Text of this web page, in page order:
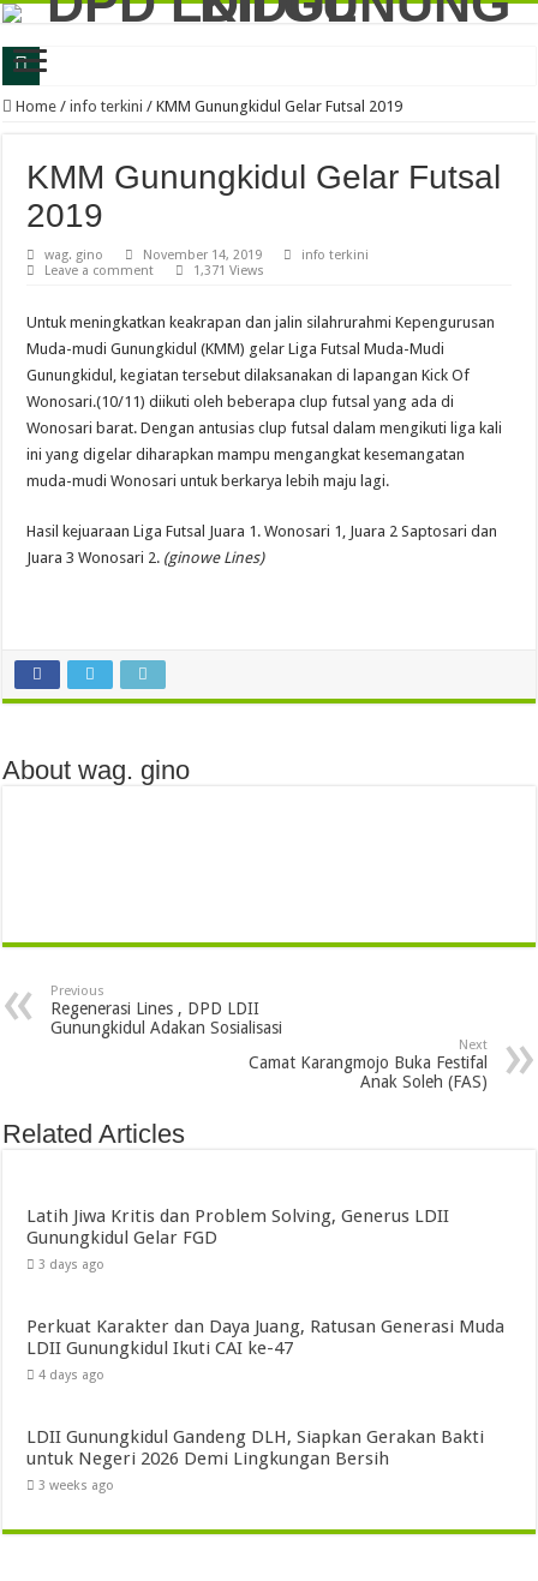
Latih Jiwa Kritis dan Problem Solving, Generus LDII Gunungkidul Gelar FGD
LDII Gunungkidul dan Kejari Perkuat Sinergi, Kesadaran Hukum Jadi Bekal
LDII Gunungkidul Gandeng DLH, Siapkan Gerakan Bakti untuk Negeri 2026
LDII Gunungkidul Ambil Bagian dalam Gerakan Jumat Bersih, Dorong
LDII Gunungkidul dan BSI Jalin Kerjasama, Perkuat Ekosistem Ekonomi
Generus Gunungkidul Ukir Prestasi Nasional, Alfan Fadillah Buktikan Kuliah
FGD LDII Gunungkidul Kupas Psikologi Anak dan Remaja, Perkuat Strategi
LDII Gunungkidul Ikuti Aksi Bersih-Bersih Sampah Memperingati Hari
Home / info terkini / KMM Gunungkidul Gelar Futsal 2019
KMM Gunungkidul Gelar Futsal
2019
wag. gino November 14, 2019
info terkini
Leave a comment
1,371 Views
Untuk meningkatkan keakrapan dan jalin silahrurahmi Kepengurusan
Muda-mudi Gunungkidul (KMM) gelar Liga Futsal Muda-Mudi
Gunungkidul, kegiatan tersebut dilaksanakan di lapangan Kick Of
Wonosari.(10/11) diikuti oleh beberapa clup futsal yang ada di
Wonosari barat. Dengan antusias clup futsal dalam mengikuti liga kali
ini yang digelar diharapkan mampu mengangkat kesemangatan
muda-mudi Wonosari untuk berkarya lebih maju lagi.
Hasil kejuaraan Liga Futsal Juara 1. Wonosari 1, Juara 2 Saptosari dan
Juara 3 Wonosari 2. (ginowe Lines)
About wag. gino
Previous
Regenerasi Lines , DPD LDII
Gunungkidul Adakan Sosialisasi
Next
Camat Karangmojo Buka Festifal
Anak Soleh (FAS)
Related Articles
Latih Jiwa Kritis dan Problem Solving, Generus LDII
Gunungkidul Gelar FGD
3 days ago
Perkuat Karakter dan Daya Juang, Ratusan Generasi Muda
LDII Gunungkidul Ikuti CAI ke-47
4 days ago
LDII Gunungkidul Gandeng DLH, Siapkan Gerakan Bakti
untuk Negeri 2026 Demi Lingkungan Bersih
3 weeks ago